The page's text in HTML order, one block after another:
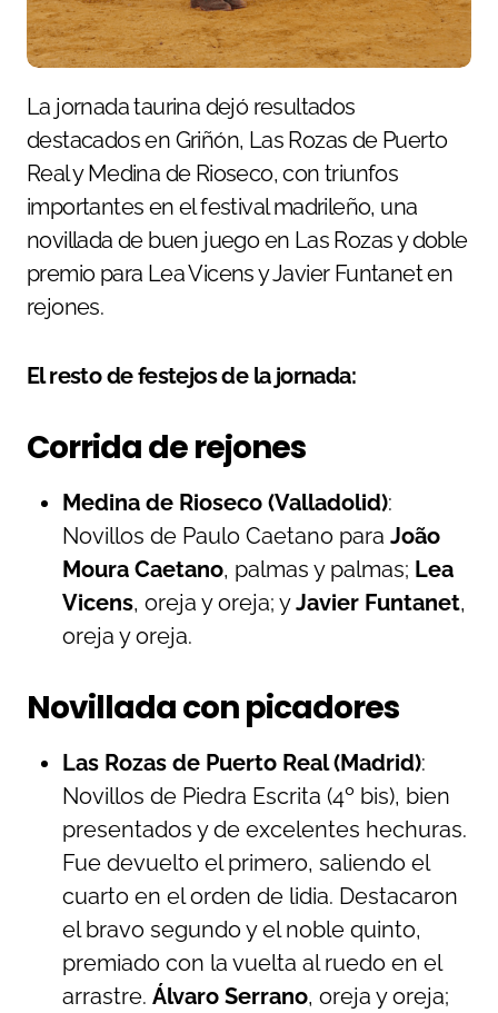
La jornada taurina dejó resultados
destacados en Griñón, Las Rozas de Puerto
Real y Medina de Rioseco, con triunfos
importantes en el festival madrileño, una
novillada de buen juego en Las Rozas y doble
premio para Lea Vicens y Javier Funtanet en
rejones.
El resto de festejos de la jornada:
Corrida de rejones
Medina de Rioseco (Valladolid):
Novillos de Paulo Caetano para João
Moura Caetano, palmas y palmas; Lea
Vicens, oreja y oreja; yJavier Funtanet,
oreja y oreja.
Novillada con picadores
Las Rozas de Puerto Real (Madrid):
Novillos de Piedra Escrita (4º bis), bien
presentados y de excelentes hechuras.
Fue devuelto el primero, saliendo el
cuarto en el orden de lidia. Destacaron
el bravo segundo y el noble quinto,
premiado con la vuelta al ruedo en el
arrastre. Álvaro Serrano, oreja y oreja;